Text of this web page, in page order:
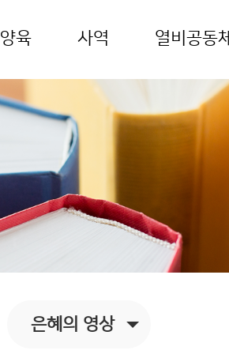
양육 사역 열비공동체
은혜의 영상